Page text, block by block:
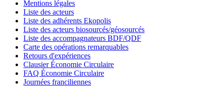
Mentions légales
Liste des acteurs
Liste des adhérents Ekopolis
Liste des acteurs biosourcés/géosourcés
Liste des accompagnateurs BDF/QDF
Carte des opérations remarquables
Retours d'expériences
Clausier Économie Circulaire
FAQ Économie Circulaire
Journées franciliennes